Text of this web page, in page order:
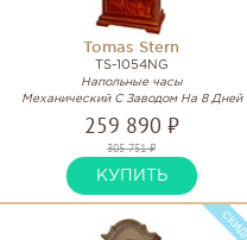
Tomas Stern
TS-1054NG
Напольные часы
Механический С Заводом На 8 Дней
259 890 ₽
305 751 ₽
КУПИТЬ